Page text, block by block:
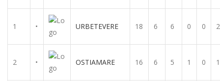
1 • URBETEVERE 18 6 6 0 0
2 • OSTIAMARE 16 6 5 1 0